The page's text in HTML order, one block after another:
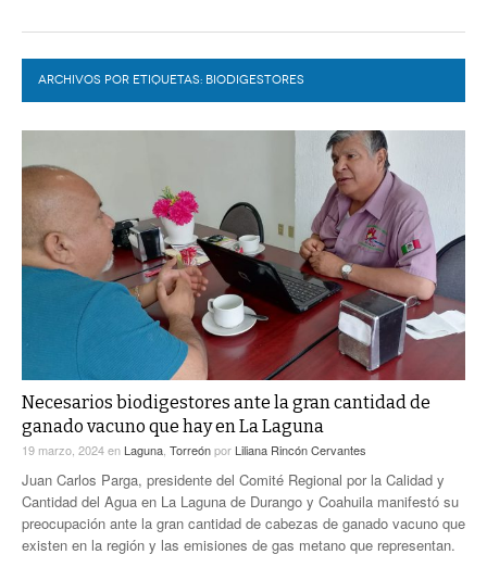
GÓMEZ PALACIO
LERDO
DURANGO
DEPORTES
EL EXACTO
EXA INFORMA
GLOBO
CONTEXTOS
TRAYECTO LAGUNA
A MEDIA MAÑANA
A TODA LEY
ENTRE LAGUNEROS
DIÁLOGOS CON LA HISTORIA
TWEETS AND BEATS
LA MEJOR 97.1 ESTÉREO GALLITO
ACTUALIDADES GREM
PULSO
LA MEJOR INFORMACIÓN
COLABORADORES
PC29
ACTUALIDADES GREM
ARCHIVOS POR ETIQUETAS: BIODIGESTORES
Necesarios biodigestores ante la gran cantidad de
ganado vacuno que hay en La Laguna
19 marzo, 2024en Laguna Torreónpor Liliana Rincón Cervantes
Juan Carlos Parga, presidente del Comité Regional por la Calidad y
Cantidad del Agua en La Laguna de Durango y Coahuila manifestó su
preocupación ante la gran cantidad de cabezas de ganado vacuno que
existen en la región y las emisiones de gas metano que representan.